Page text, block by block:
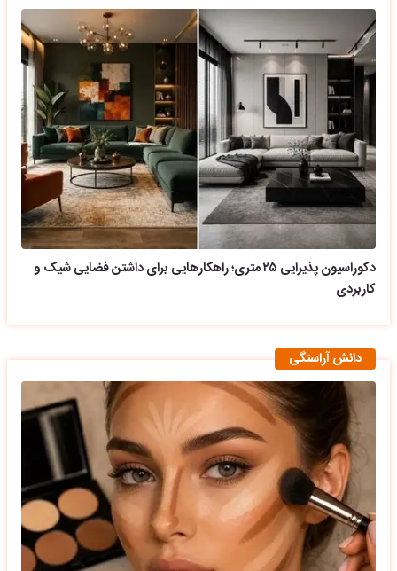
دکوراسیون پذیرایی ۲۵ متری؛ راهکارهایی برای داشتن فضایی شیک و
کاربردی
دانش آراستگی